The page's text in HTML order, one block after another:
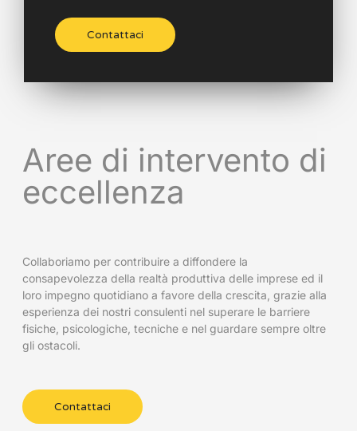
Contattaci
Aree di intervento di
eccellenza
Collaboriamo per contribuire a diffondere la
consapevolezza della realtà produttiva delle imprese ed il
loro impegno quotidiano a favore della crescita, grazie alla
esperienza dei nostri consulenti nel superare le barriere
fisiche, psicologiche, tecniche e nel guardare sempre oltre
gli ostacoli.
Contattaci